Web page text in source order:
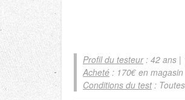
Profil du testeur: 42 ans |
Acheté : 170€ en magasin
Conditions du test: